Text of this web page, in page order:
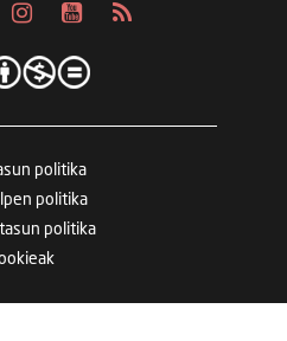
politika
politika
politika